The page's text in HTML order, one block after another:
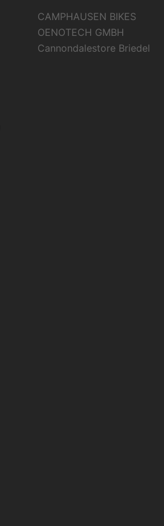
CAMPHAUSEN BIKES
OENOTECH GMBH
Cannondalestore Briedel